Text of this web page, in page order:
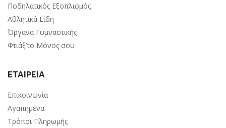
Ποδηλατικός Εξοπλισμός
Αθλητικά Είδη
Όργανα Γυμναστικής
Φτιάξ’το Μόνος σου
ΕΤΑΙΡΕΙΑ
Επικοινωνία
Αγαπημένα
Τρόποι Πληρωμής